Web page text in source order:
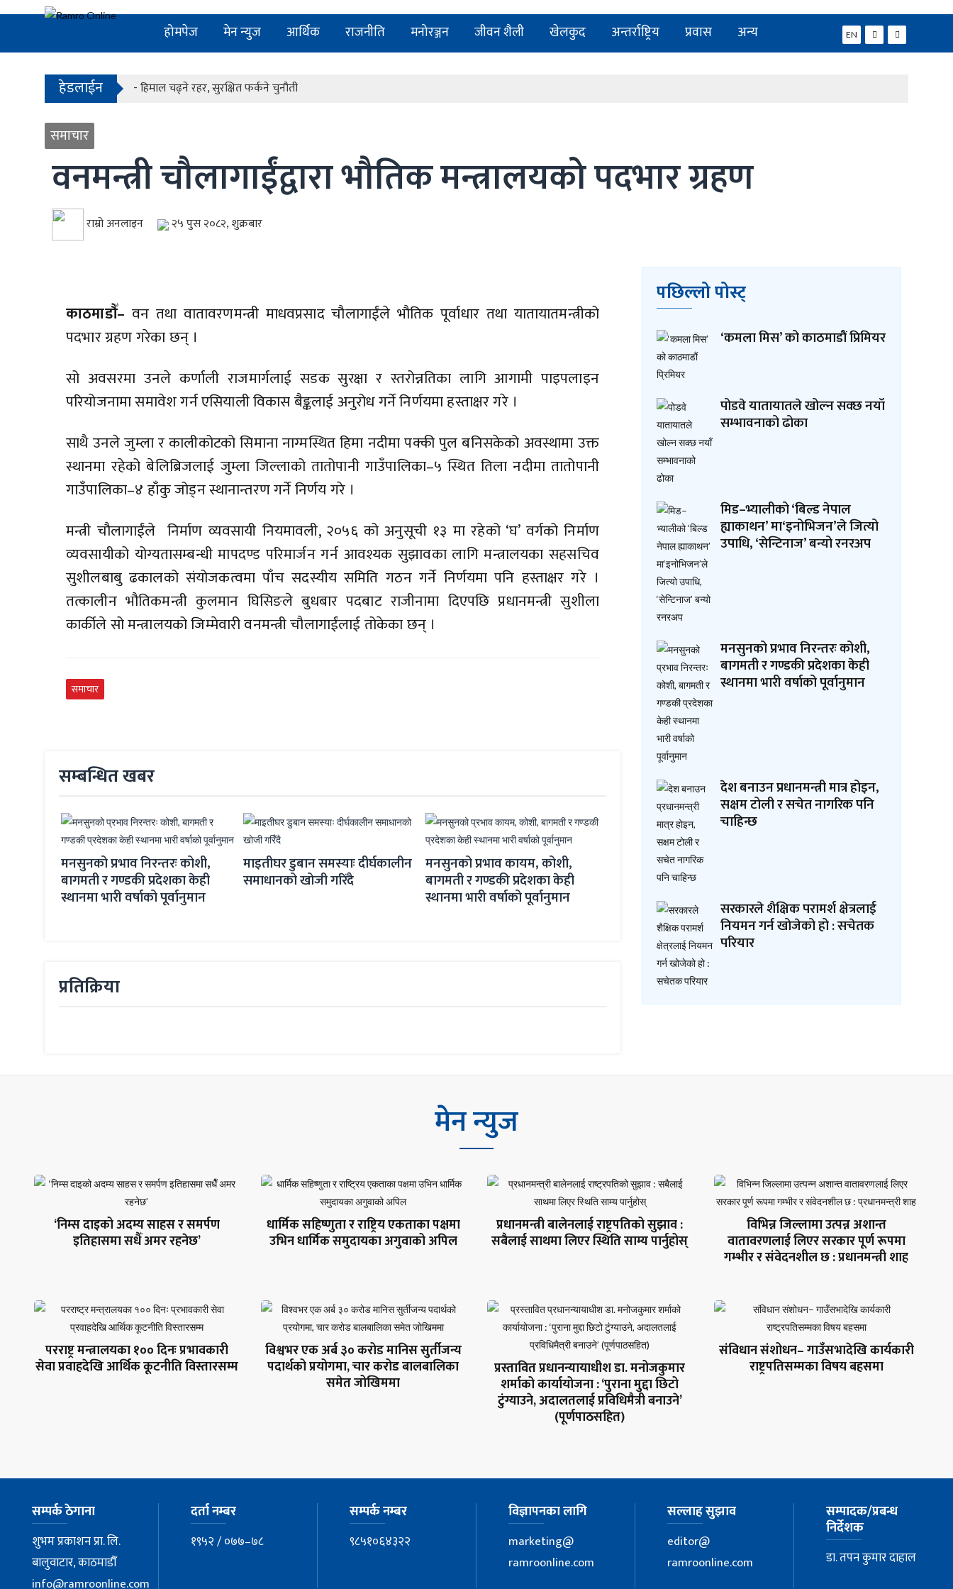
होमपेज मेन न्युज आर्थिक राजनीति मनोरञ्जन जीवन शैली खेलकुद अन्तर्राष्ट्रिय प्रवास अन्य EN
हेडलाईन
- काठमाडौंको बाँसबारीमा खुल्यो अत्याधुनिक इभेन्ट भेन्यू ‘रामालय’
- देश बनाउन प्रधानमन्त्री मात्र होइन, सक्षम टोली र सचेत नागरिक पनि चाहिन्छ
- हिमाल चढ्ने रहर, सुरक्षित फर्कने चुनौती
समाचार
वनमन्त्री चौलागाईंद्वारा भौतिक मन्त्रालयको पदभार ग्रहण
राम्रो अनलाइन २५ पुस २०८२, शुक्रबार
काठमाडौँ– वन तथा वातावरणमन्त्री माधवप्रसाद चौलागाईंले भौतिक पूर्वाधार तथा यातायातमन्त्रीको
पदभार ग्रहण गरेका छन् ।
सो अवसरमा उनले कर्णाली राजमार्गलाई सडक सुरक्षा र स्तरोन्नतिका लागि आगामी पाइपलाइन
परियोजनामा समावेश गर्न एसियाली विकास बैङ्कलाई अनुरोध गर्ने निर्णयमा हस्ताक्षर गरे ।
साथै उनले जुम्ला र कालीकोटको सिमाना नाग्मस्थित हिमा नदीमा पक्की पुल बनिसकेको अवस्थामा उक्त
स्थानमा रहेको बेलिब्रिजलाई जुम्ला जिल्लाको तातोपानी गाउँपालिका–५ स्थित तिला नदीमा तातोपानी
गाउँपालिका–४ हाँकु जोड्न स्थानान्तरण गर्ने निर्णय गरे ।
मन्त्री चौलागाईंले निर्माण व्यवसायी नियमावली, २०५६ को अनुसूची १३ मा रहेको ‘घ’ वर्गको निर्माण
व्यवसायीको योग्यतासम्बन्धी मापदण्ड परिमार्जन गर्न आवश्यक सुझावका लागि मन्त्रालयका सहसचिव
सुशीलबाबु ढकालको संयोजकत्वमा पाँच सदस्यीय समिति गठन गर्ने निर्णयमा पनि हस्ताक्षर गरे ।
तत्कालीन भौतिकमन्त्री कुलमान घिसिङले बुधबार पदबाट राजीनामा दिएपछि प्रधानमन्त्री सुशीला
कार्कीले सो मन्त्रालयको जिम्मेवारी वनमन्त्री चौलागाईंलाई तोकेका छन् ।
समाचार
सम्बन्धित खबर
मनसुनको प्रभाव निरन्तरः कोशी,
बागमती र गण्डकी प्रदेशका केही
स्थानमा भारी वर्षाको पूर्वानुमान
माइतीघर डुबान समस्याः दीर्घकालीन
समाधानको खोजी गरिँदै
मनसुनको प्रभाव कायम, कोशी,
बागमती र गण्डकी प्रदेशका केही
स्थानमा भारी वर्षाको पूर्वानुमान
विभिन्न कार्यक्रम गरी मनाइयो
मोरक्कोको राष्ट्रिय दिवस
प्रतिक्रिया
पछिल्लो पोस्ट्
‘कमला मिस’ को काठमाडौं प्रिमियर
पोडवे यातायातले खोल्न सक्छ नयाँ
सम्भावनाको ढोका
मिड–भ्यालीको ‘बिल्ड नेपाल
ह्याकाथन’ मा‘इनोभिजन’ले जित्यो
उपाधि, ‘सेन्टिनाज’ बन्यो रनरअप
मनसुनको प्रभाव निरन्तरः कोशी,
बागमती र गण्डकी प्रदेशका केही
स्थानमा भारी वर्षाको पूर्वानुमान
देश बनाउन प्रधानमन्त्री मात्र होइन,
सक्षम टोली र सचेत नागरिक पनि
चाहिन्छ
सरकारले शैक्षिक परामर्श क्षेत्रलाई
नियमन गर्न खोजेको हो : सचेतक
परियार
मेन न्युज
‘निम्स दाइको अदम्य साहस र समर्पण
इतिहासमा सधैँ अमर रहनेछ’
धार्मिक सहिष्णुता र राष्ट्रिय एकताका पक्षमा
उभिन धार्मिक समुदायका अगुवाको अपिल
प्रधानमन्त्री बालेनलाई राष्ट्रपतिको सुझाव :
सबैलाई साथमा लिएर स्थिति साम्य पार्नुहोस्
विभिन्न जिल्लामा उत्पन्न अशान्त
वातावरणलाई लिएर सरकार पूर्ण रूपमा
गम्भीर र संवेदनशील छ : प्रधानमन्त्री शाह
परराष्ट्र मन्त्रालयका १०० दिनः प्रभावकारी
सेवा प्रवाहदेखि आर्थिक कूटनीति विस्तारसम्म
विश्वभर एक अर्ब ३० करोड मानिस सुर्तीजन्य
पदार्थको प्रयोगमा, चार करोड बालबालिका
समेत जोखिममा
प्रस्तावित प्रधानन्यायाधीश डा. मनोजकुमार
शर्माको कार्यायोजना : ‘पुराना मुद्दा छिटो
टुंग्याउने, अदालतलाई प्रविधिमैत्री बनाउने’
(पूर्णपाठसहित)
संविधान संशोधन– गाउँसभादेखि कार्यकारी
राष्ट्रपतिसम्मका विषय बहसमा
सम्पर्क ठेगाना
शुभम प्रकाशन प्रा. लि.
बालुवाटार, काठमाडौँ
info@ramroonline.com
दर्ता नम्बर
१९५२ / ०७७–७८
सम्पर्क नम्बर
९८५१०६४३२२
विज्ञापनका लागि
marketing@
ramroonline.com
सल्लाह सुझाव
editor@
ramroonline.com
सम्पादक/प्रबन्ध
निर्देशक
डा. तपन कुमार दाहाल